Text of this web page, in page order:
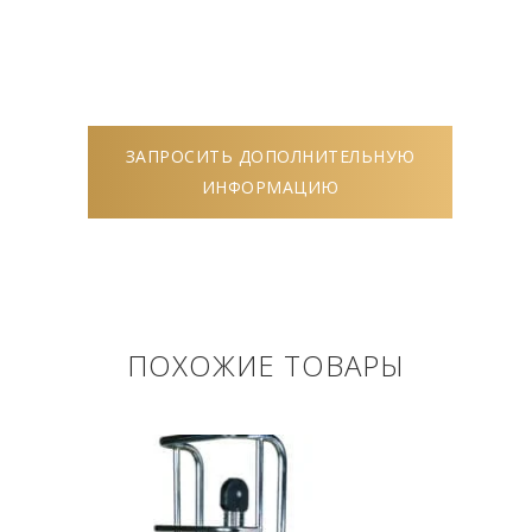
ЗАПРОСИТЬ ДОПОЛНИТЕЛЬНУЮ
ИНФОРМАЦИЮ
ПОХОЖИЕ ТОВАРЫ